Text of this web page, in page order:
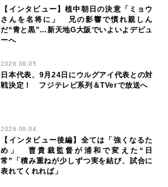
【インタビュー】植中朝日の決意「ミョウ
さんを名将に」 兄の影響で慣れ親しん
だ“青と黒”…新天地G大阪でいよいよデビュ
ーへ
2026.08.05
日本代表、9月24日にウルグアイ代表との対
戦決定！ フジテレビ系列＆TVerで放送へ
2026.08.04
【インタビュー後編】全ては「強くなるた
め」 曺貴裁監督が浦和で変えた“日
常”「積み重ねが少しずつ実を結び、試合に
表れてくれれば」